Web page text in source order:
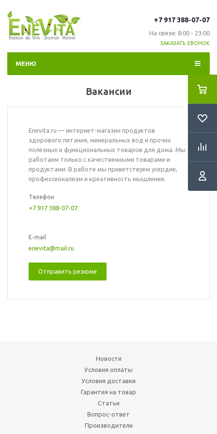
+7 917 388-07-07
На связи: 8:00 - 23:00
ЗАКАЗАТЬ ЗВОНОК
МЕНЮ
Вакансии
Enevita.ru — интернет-магазин продуктов
здорового питания, минеральных вод и прочих
полезных и функциональных товаров для дома. Мы
работаем только с качественными товарами и
продуктами. В работе мы приветствуем усердие,
профессионализм и креативность мышления.
Телефон
+7 917 388-07-07
E-mail
enevita@mail.ru
Отправить резюме
Новости
Условия оплаты
Условия доставки
Гарантия на товар
Статьи
Вопрос-ответ
Производители